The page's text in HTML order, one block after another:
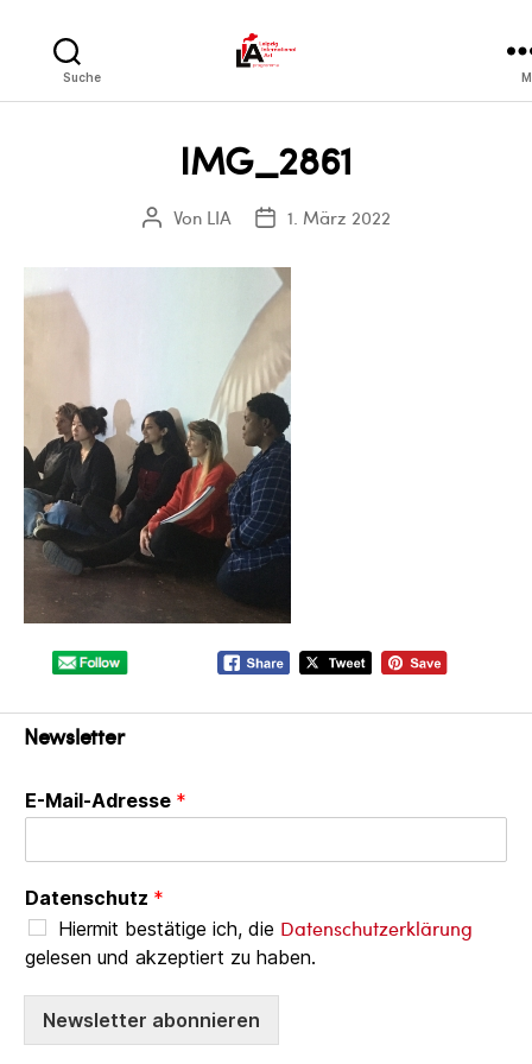
Suche
IMG_2861
Beitragsautor
Von LIA Veröffentlichungsdatum
1. März 2022
Newsletter
E-Mail-Adresse *
Datenschutz *
Hiermit bestätige ich, die Datenschutzerklärung
gelesen und akzeptiert zu haben.
Newsletter abonnieren